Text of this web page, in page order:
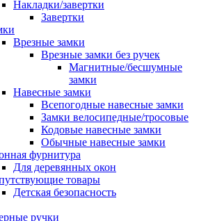
Накладки/завертки
Завертки
Врезные замки
Врезные замки без ручек
Магнитные/бесшумные
замки
Навесные замки
Всепогодные навесные замки
Замки велосипедные/тросовые
Кодовые навесные замки
Обычные навесные замки
фурнитура
Для деревянных окон
товары
Детская безопасность
ручки